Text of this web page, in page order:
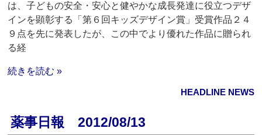
は、子どもの安全・安心と健やかな成長発達に役立つデザ
インを顕彰する「第６回キッズデザイン賞」受賞作品２４
９点を先に発表したが、この中でより優れた作品に贈られ
る経
続きを読む »
HEADLINE NEWS
薬事日報 2012/08/13